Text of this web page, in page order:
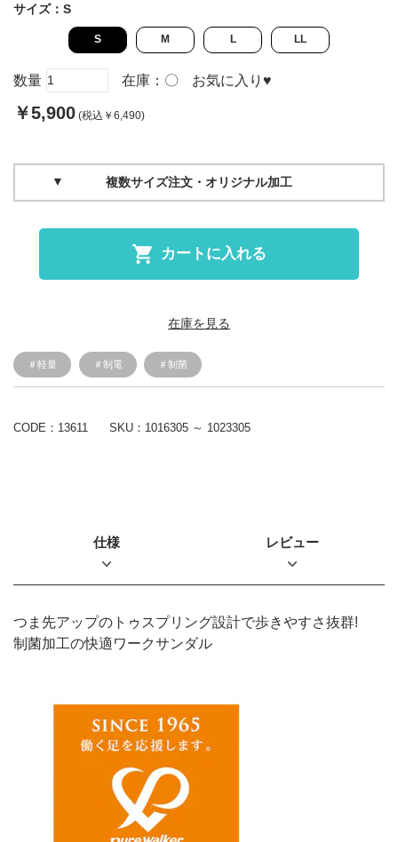
サイズ： S
S M L LL
数量 在庫： 〇 お気に入り ♥
￥5,900 (税込￥6,490)
複数サイズ注文・オリジナル加工
カートに入れる
在庫を見る
＃軽量 ＃制電 ＃制菌
CODE：13611 SKU： 1016305 ～ 1023305
仕様 レビュー
つま先アップのトゥスプリング設計で歩きやすさ抜群!
制菌加工の快適ワークサンダル